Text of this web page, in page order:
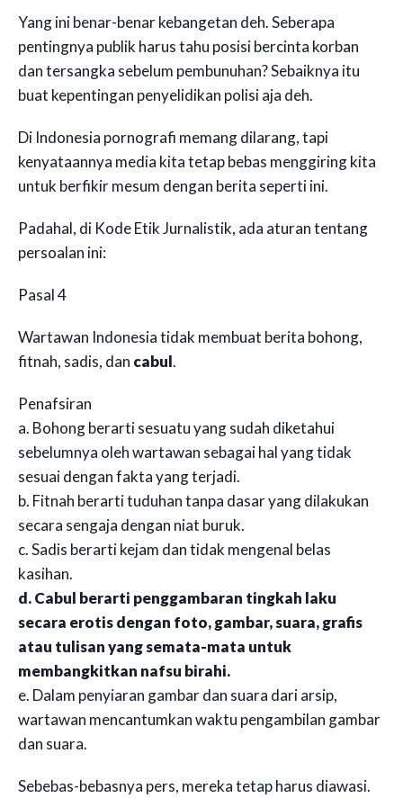
Yang ini benar-benar kebangetan deh. Seberapa
pentingnya publik harus tahu posisi bercinta korban
dan tersangka sebelum pembunuhan? Sebaiknya itu
buat kepentingan penyelidikan polisi aja deh.
Di Indonesia pornografi memang dilarang, tapi
kenyataannya media kita tetap bebas menggiring kita
untuk berfikir mesum dengan berita seperti ini.
Padahal, di Kode Etik Jurnalistik, ada aturan tentang
persoalan ini:
Pasal 4
Wartawan Indonesia tidak membuat berita bohong,
fitnah, sadis, dan cabul.
Penafsiran
a. Bohong berarti sesuatu yang sudah diketahui
sebelumnya oleh wartawan sebagai hal yang tidak
sesuai dengan fakta yang terjadi.
b. Fitnah berarti tuduhan tanpa dasar yang dilakukan
secara sengaja dengan niat buruk.
c. Sadis berarti kejam dan tidak mengenal belas
kasihan.
d. Cabul berarti penggambaran tingkah laku
secara erotis dengan foto, gambar, suara, grafis
atau tulisan yang semata-mata untuk
membangkitkan nafsu birahi.
e. Dalam penyiaran gambar dan suara dari arsip,
wartawan mencantumkan waktu pengambilan gambar
dan suara.
Sebebas-bebasnya pers, mereka tetap harus diawasi.